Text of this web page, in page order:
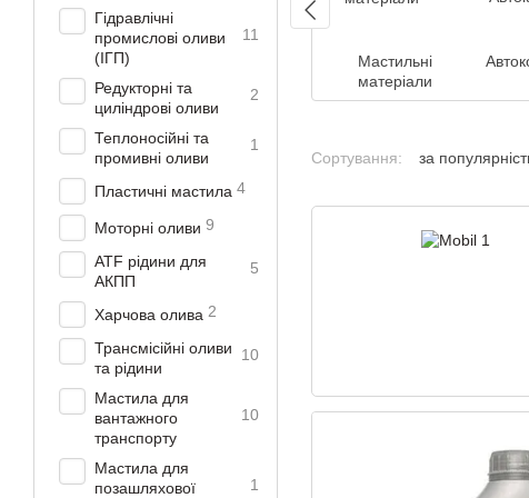
Мастильні
матеріали
Сортування: за
Гідравлічні
промислові оливи
(ІГП)
11
Редукторні та
циліндрові оливи
2
Теплоносійні та
промивні оливи
1
Пластичні мастила 4
Моторні оливи 9
ATF рідини для
АКПП
5
Харчова олива 2
Трансмісійні оливи
та рідини
10
Мастила для
вантажного
транспорту
10
Мастила для
позашляхової
1